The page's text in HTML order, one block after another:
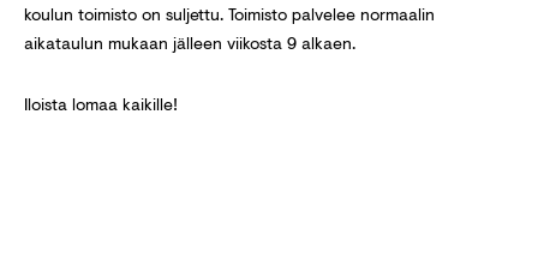
koulun toimisto on suljettu. Toimisto palvelee normaalin
aikataulun mukaan jälleen viikosta 9 alkaen.
Iloista lomaa kaikille!